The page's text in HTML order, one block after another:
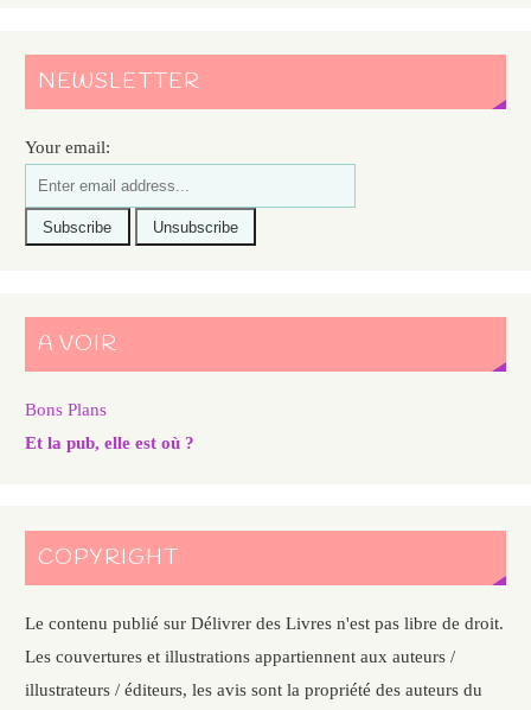
NEWSLETTER
Your email:
A VOIR
Bons Plans
Et la pub, elle est où ?
COPYRIGHT
Le contenu publié sur Délivrer des Livres n'est pas libre de droit.
Les couvertures et illustrations appartiennent aux auteurs /
illustrateurs / éditeurs, les avis sont la propriété des auteurs du